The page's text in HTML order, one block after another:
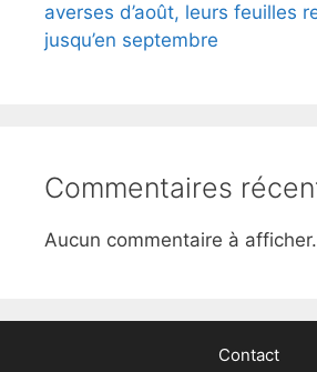
averses d’août, leurs feuilles
jusqu’en septembre
Commentaires
Aucun commentaire à afficher.
Contact